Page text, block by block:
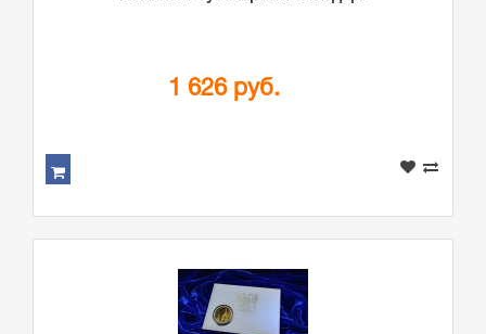
1 626 руб.